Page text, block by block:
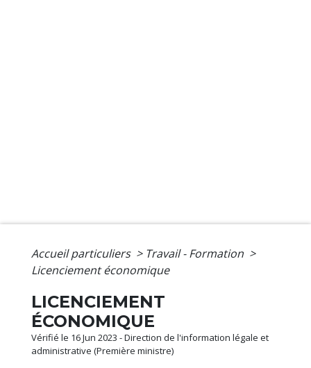
Accueil particuliers > Travail - Formation >
Licenciement économique
LICENCIEMENT
ÉCONOMIQUE
Vérifié le 16 Jun 2023 - Direction de l'information légale et
administrative (Première ministre)